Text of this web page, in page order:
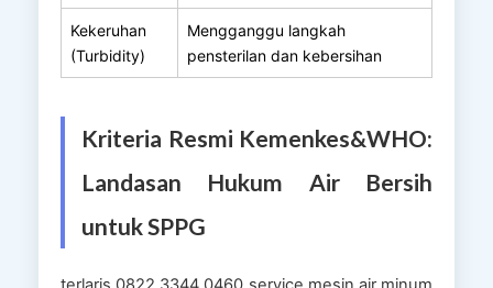
Kekeruhan
(Turbidity)
Mengganggu langkah
pensterilan dan kebersihan
Kriteria Resmi Kemenkes&WHO:
Landasan Hukum Air Bersih
untuk SPPG